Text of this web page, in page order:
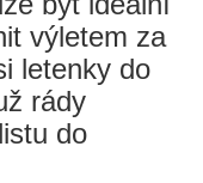
výletem za
letenky do
rády
do